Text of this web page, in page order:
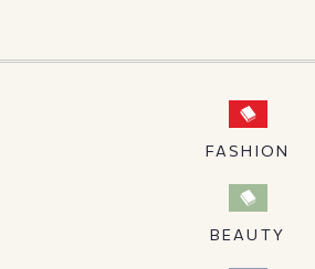
FASHION
BEAUTY